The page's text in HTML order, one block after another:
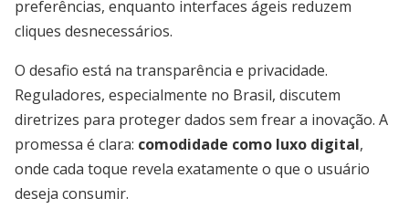
preferências, enquanto interfaces ágeis reduzem
cliques desnecessários.
O desafio está na transparência e privacidade.
Reguladores, especialmente no Brasil, discutem
diretrizes para proteger dados sem frear a inovação. A
promessa é clara: comodidade como luxo digital,
onde cada toque revela exatamente o que o usuário
deseja consumir.